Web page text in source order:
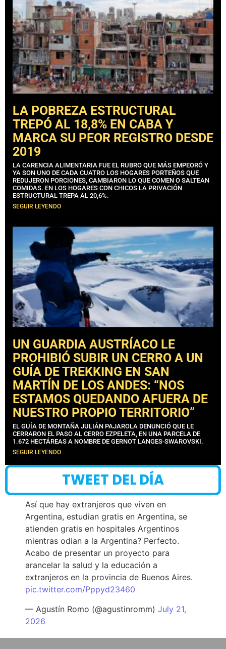
LA POBREZA ESTRUCTURAL
TREPÓ AL 18,8% EN CABA Y
MARCA SU PEOR REGISTRO DESDE
2019
LA CARENCIA ALIMENTARIA FUE EL RUBRO QUE MÁS EMPEORÓ Y
YA SON UNO DE CADA CUATRO LOS HOGARES PORTEÑOS QUE
REDUJERON PORCIONES, CAMBIARON LO QUE COMEN O SALTEAN
COMIDAS. EN LOS HOGARES CON CHICOS LA PRIVACIÓN
ESTRUCTURAL TREPA AL 20,6%.
SEGUIR LEYENDO
UN GUARDIA AUSTRÍACO LE
PROHIBIÓ SUBIR UN CERRO A UN
GUÍA DE TREKKING EN SAN
MARTÍN DE LOS ANDES: “NOS
ESTAMOS QUEDANDO AFUERA DE
NUESTRO PROPIO TERRITORIO”
EL GUÍA DE MONTAÑA JULIÁN PAJAROLA DENUNCIÓ QUE LE
CERRARON EL PASO AL CERRO EZPELETA, EN UNA PARCELA DE
1.672 HECTÁREAS A NOMBRE DE GERNOT LANGES-SWAROVSKI.
SEGUIR LEYENDO
TWEET DEL DÍA
Así que hay extranjeros que viven en
Argentina, estudian gratis en Argentina, se
atienden gratis en hospitales Argentinos
mientras odian a la Argentina? Perfecto.
Acabo de presentar un proyecto para
arancelar la salud y la educación a
extranjeros en la provincia de Buenos Aires.
pic.twitter.com/Pppyd23460
— Agustín Romo (@agustinromm) July 21,
2026